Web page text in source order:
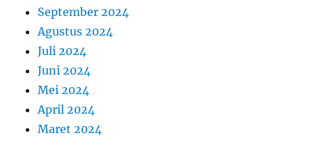
September 2024
Agustus 2024
Juli 2024
Juni 2024
Mei 2024
April 2024
Maret 2024